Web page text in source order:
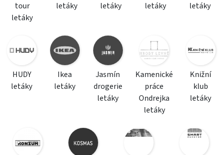
tour
letáky
letáky
letáky
letáky
letáky
HUDY
letáky
Ikea
letáky
Jasmín
drogerie
letáky
Kamenické
práce
Ondrejka
letáky
Knižní
klub
letáky